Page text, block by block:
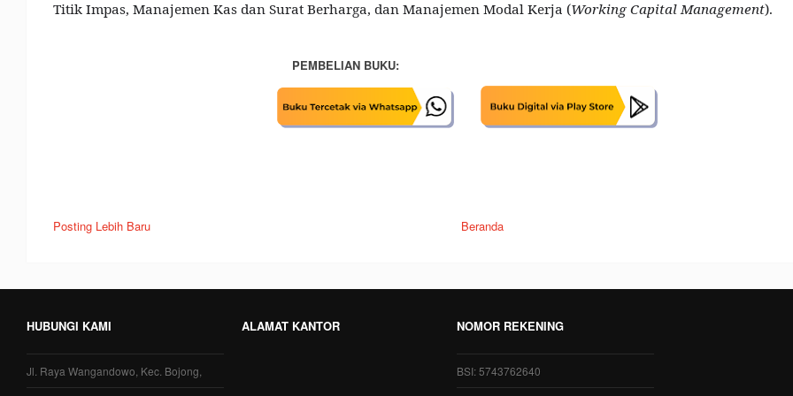
Titik Impas, Manajemen Kas dan Surat Berharga, dan Manajemen Modal Kerja (Working Capital Management).
PEMBELIAN BUKU:
Posting Lebih Baru Beranda
HUBUNGI KAMI
Jl. Raya Wangandowo, Kec. Bojong,
ALAMAT KANTOR NOMOR REKENING
BSI: 5743762640